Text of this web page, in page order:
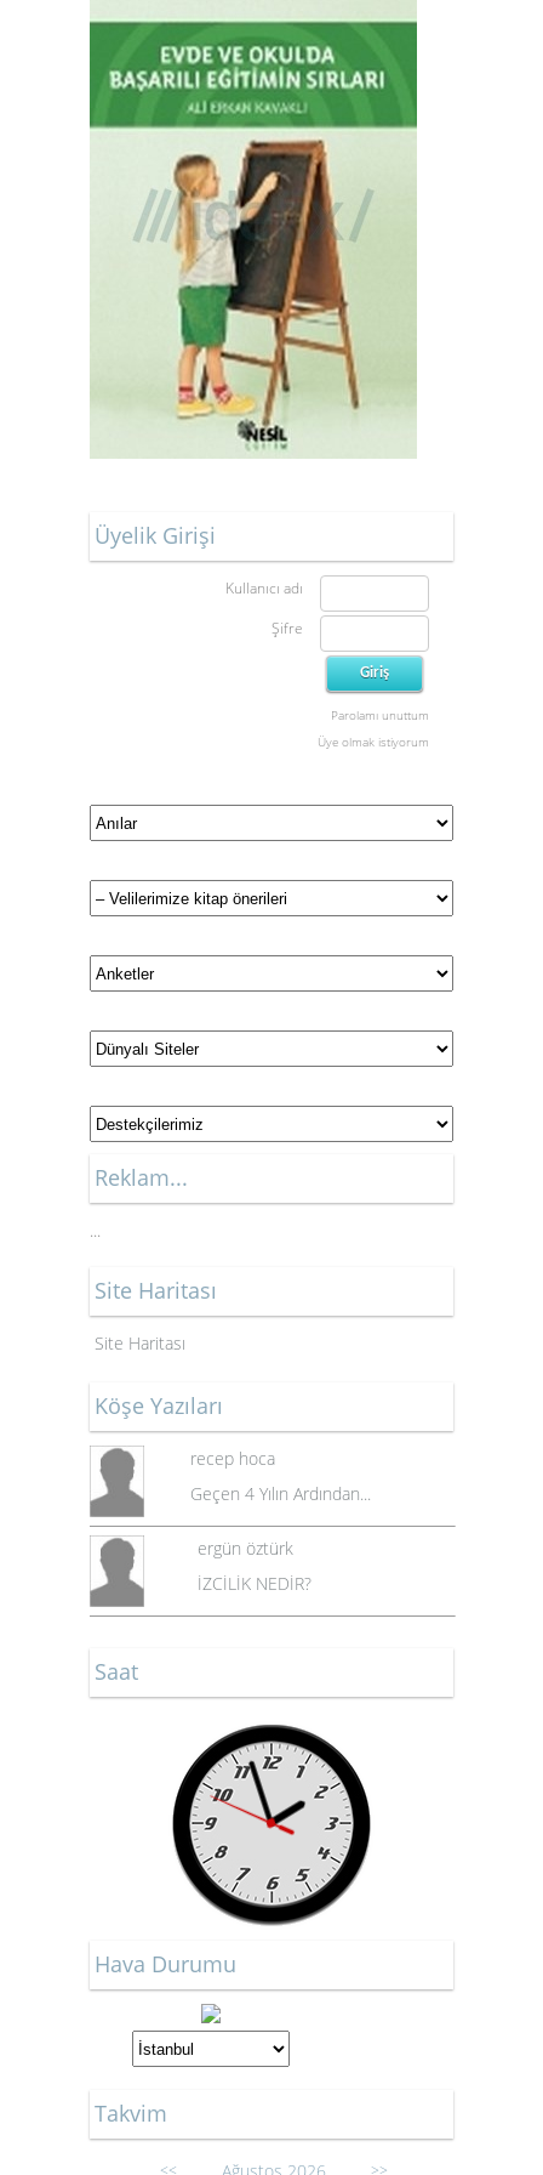
Üyelik Girişi
Kullanıcı adı
Şifre
Parolamı unuttum
Üye olmak istiyorum
Reklam...
...
Site Haritası
Site Haritası
Köşe Yazıları
recep hoca
Geçen 4 Yılın Ardından...
ergün öztürk
İZCİLİK NEDİR?
Saat
Hava Durumu
Takvim
<< >>